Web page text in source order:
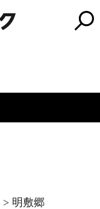
明敷郷